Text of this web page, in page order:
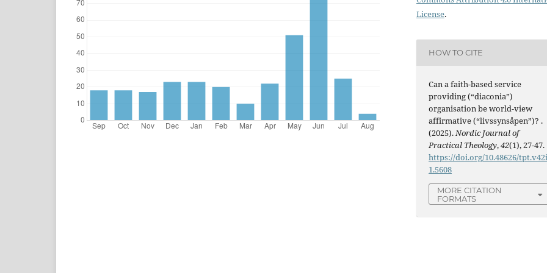
License.
HOW TO CITE
Can a faith-based service
providing (“diaconia”)
organisation be world-view
affirmative (“livssynsåpen”)? .
(2025). Nordic Journal of
Practical Theology,42(1), 27-47.
https://doi.org/10.48626/
1.5608
MORE CITATION
FORMATS